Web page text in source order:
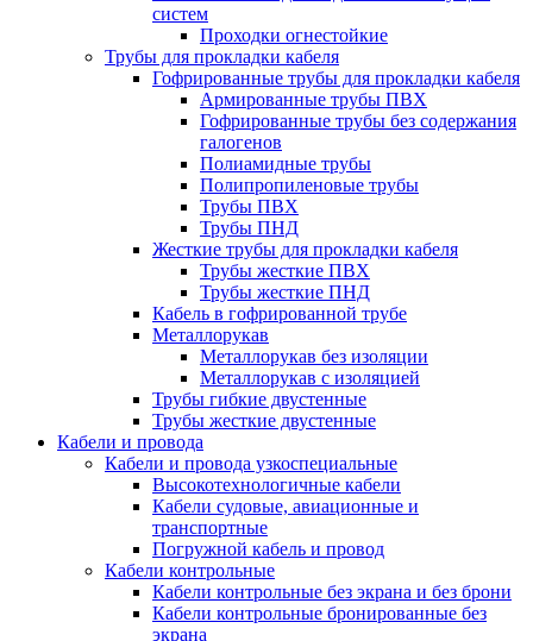
систем
Проходки огнестойкие
Трубы для прокладки кабеля
Гофрированные трубы для прокладки кабеля
Армированные трубы ПВХ
Гофрированные трубы без содержания
галогенов
Полиамидные трубы
Полипропиленовые трубы
Трубы ПВХ
Трубы ПНД
Жесткие трубы для прокладки кабеля
Трубы жесткие ПВХ
Трубы жесткие ПНД
Кабель в гофрированной трубе
Металлорукав
Металлорукав без изоляции
Металлорукав с изоляцией
Трубы гибкие двустенные
Трубы жесткие двустенные
Кабели и провода
Кабели и провода узкоспециальные
Высокотехнологичные кабели
Кабели судовые, авиационные и
транспортные
Погружной кабель и провод
Кабели контрольные
Кабели контрольные без экрана и без брони
Кабели контрольные бронированные без
экрана